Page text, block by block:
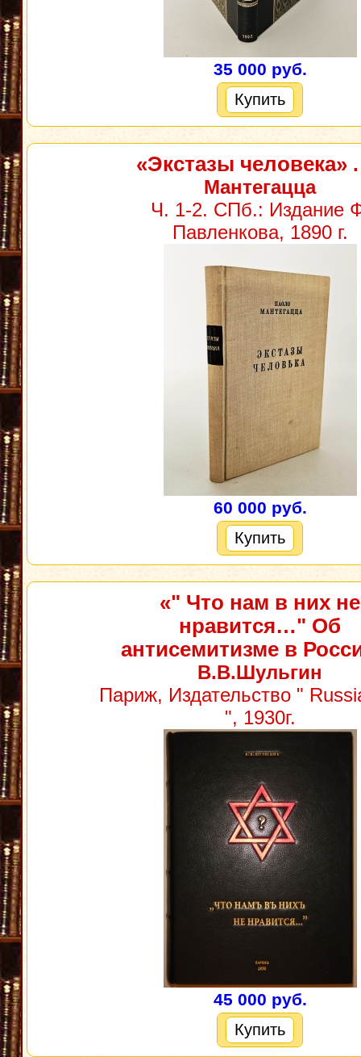
35 000 руб.
Купить
«Экстазы человека»
Мантегацца
Ч. 1-2. СПб.: Издание
Павленкова, 1890 г.
60 000 руб.
Купить
«" Что нам в них не
нравится…" Об
антисемитизме в
В.В.Шульгин
Париж, Издательство "
", 1930г.
45 000 руб.
Купить